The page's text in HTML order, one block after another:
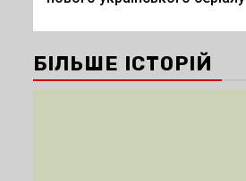
БІЛЬШЕ ІСТОРІЙ